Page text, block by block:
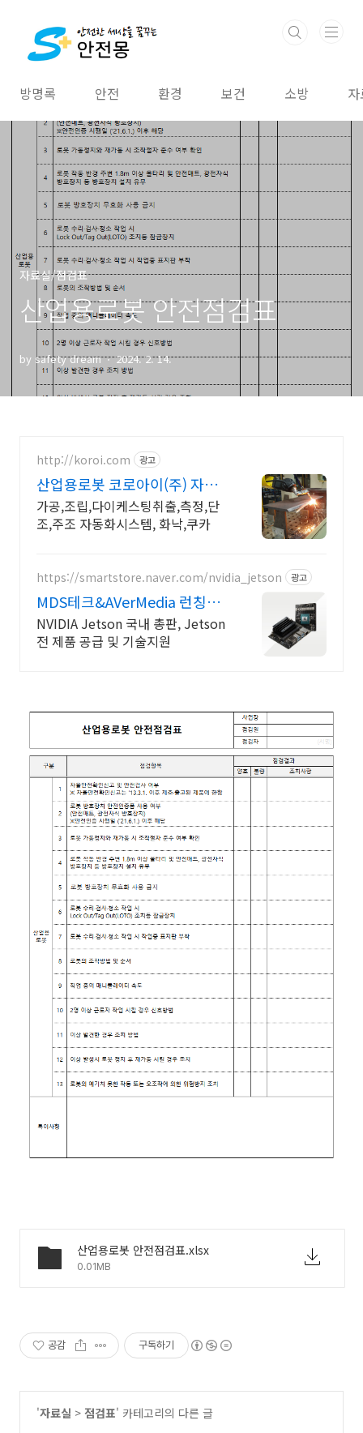
방명록 안전 환경 보건 소방
자료실/점검표
산업용로봇 안전점검표
by safety dream 2024. 2. 14.
http://koroi.com 광고
산업용로봇 코로아이(주) 자동
화라인 컨설팅!
가공,조립,다이케스팅취출,측정,단
조,주조 자동화시스템, 화낙,쿠카
https://smartstore.naver.com/nvidia_jetson 광고
MDS테크&AVerMedia 런칭기
념할인이벤트
NVIDIA Jetson 국내 총판, Jetson
전 제품 공급 및 기술지원
산업용로봇 안전점검표.xlsx
0.01MB
공감 구독하기
'자료실 > 점검표' 카테고리의 다른 글